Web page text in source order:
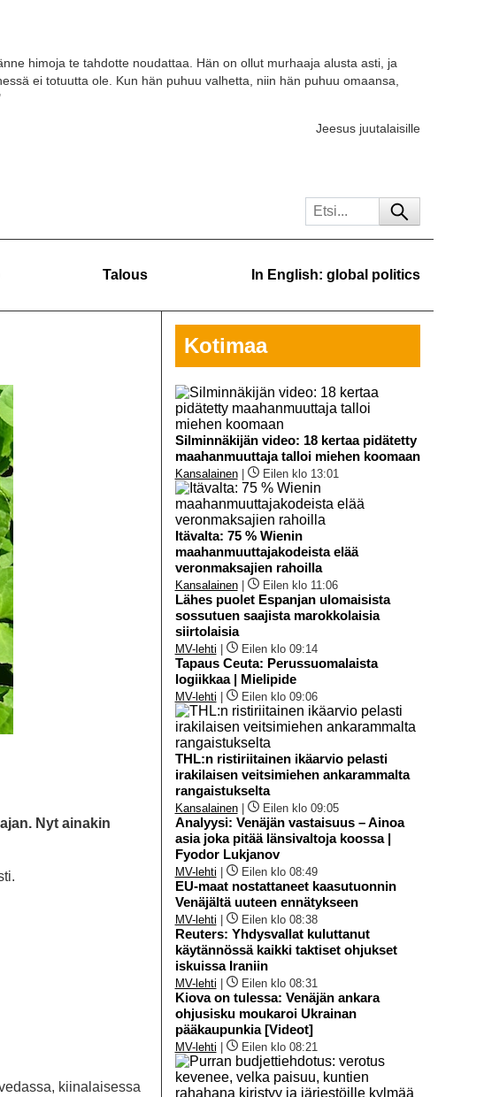
himoja te tahdotte noudattaa. Hän on ollut murhaaja alusta asti, ja
ei totuutta ole. Kun hän puhuu valhetta, niin hän puhuu omaansa,
Jeesus juutalaisille
Talous In English: global politics
Nyt ainakin
kiinalaisessa
Kotimaa
Silminnäkijän video: 18 kertaa pidätetty
maahanmuuttaja talloi miehen koomaan
Kansalainen| Eilen klo 13:01
Itävalta: 75 % Wienin
maahanmuuttajakodeista elää
veronmaksajien rahoilla
Kansalainen| Eilen klo 11:06
Lähes puolet Espanjan ulomaisista
sossutuen saajista marokkolaisia
siirtolaisia
MV-lehti Eilen klo 09:14
Tapaus Ceuta: Perussuomalaista
logiikkaa | Mielipide
MV-lehti Eilen klo 09:06
THL:n ristiriitainen ikäarvio pelasti
irakilaisen veitsimiehen ankarammalta
rangaistukselta
Kansalainen| Eilen klo 09:05
Analyysi: Venäjän vastaisuus – Ainoa
asia joka pitää länsivaltoja koossa |
Fyodor Lukjanov
MV-lehti Eilen klo 08:49
EU-maat nostattaneet kaasutuonnin
Venäjältä uuteen ennätykseen
MV-lehti Eilen klo 08:38
Reuters: Yhdysvallat kuluttanut
käytännössä kaikki taktiset ohjukset
iskuissa Iraniin
MV-lehti Eilen klo 08:31
Kiova on tulessa: Venäjän ankara
ohjusisku moukaroi Ukrainan
pääkaupunkia [Videot]
MV-lehti Eilen klo 08:21